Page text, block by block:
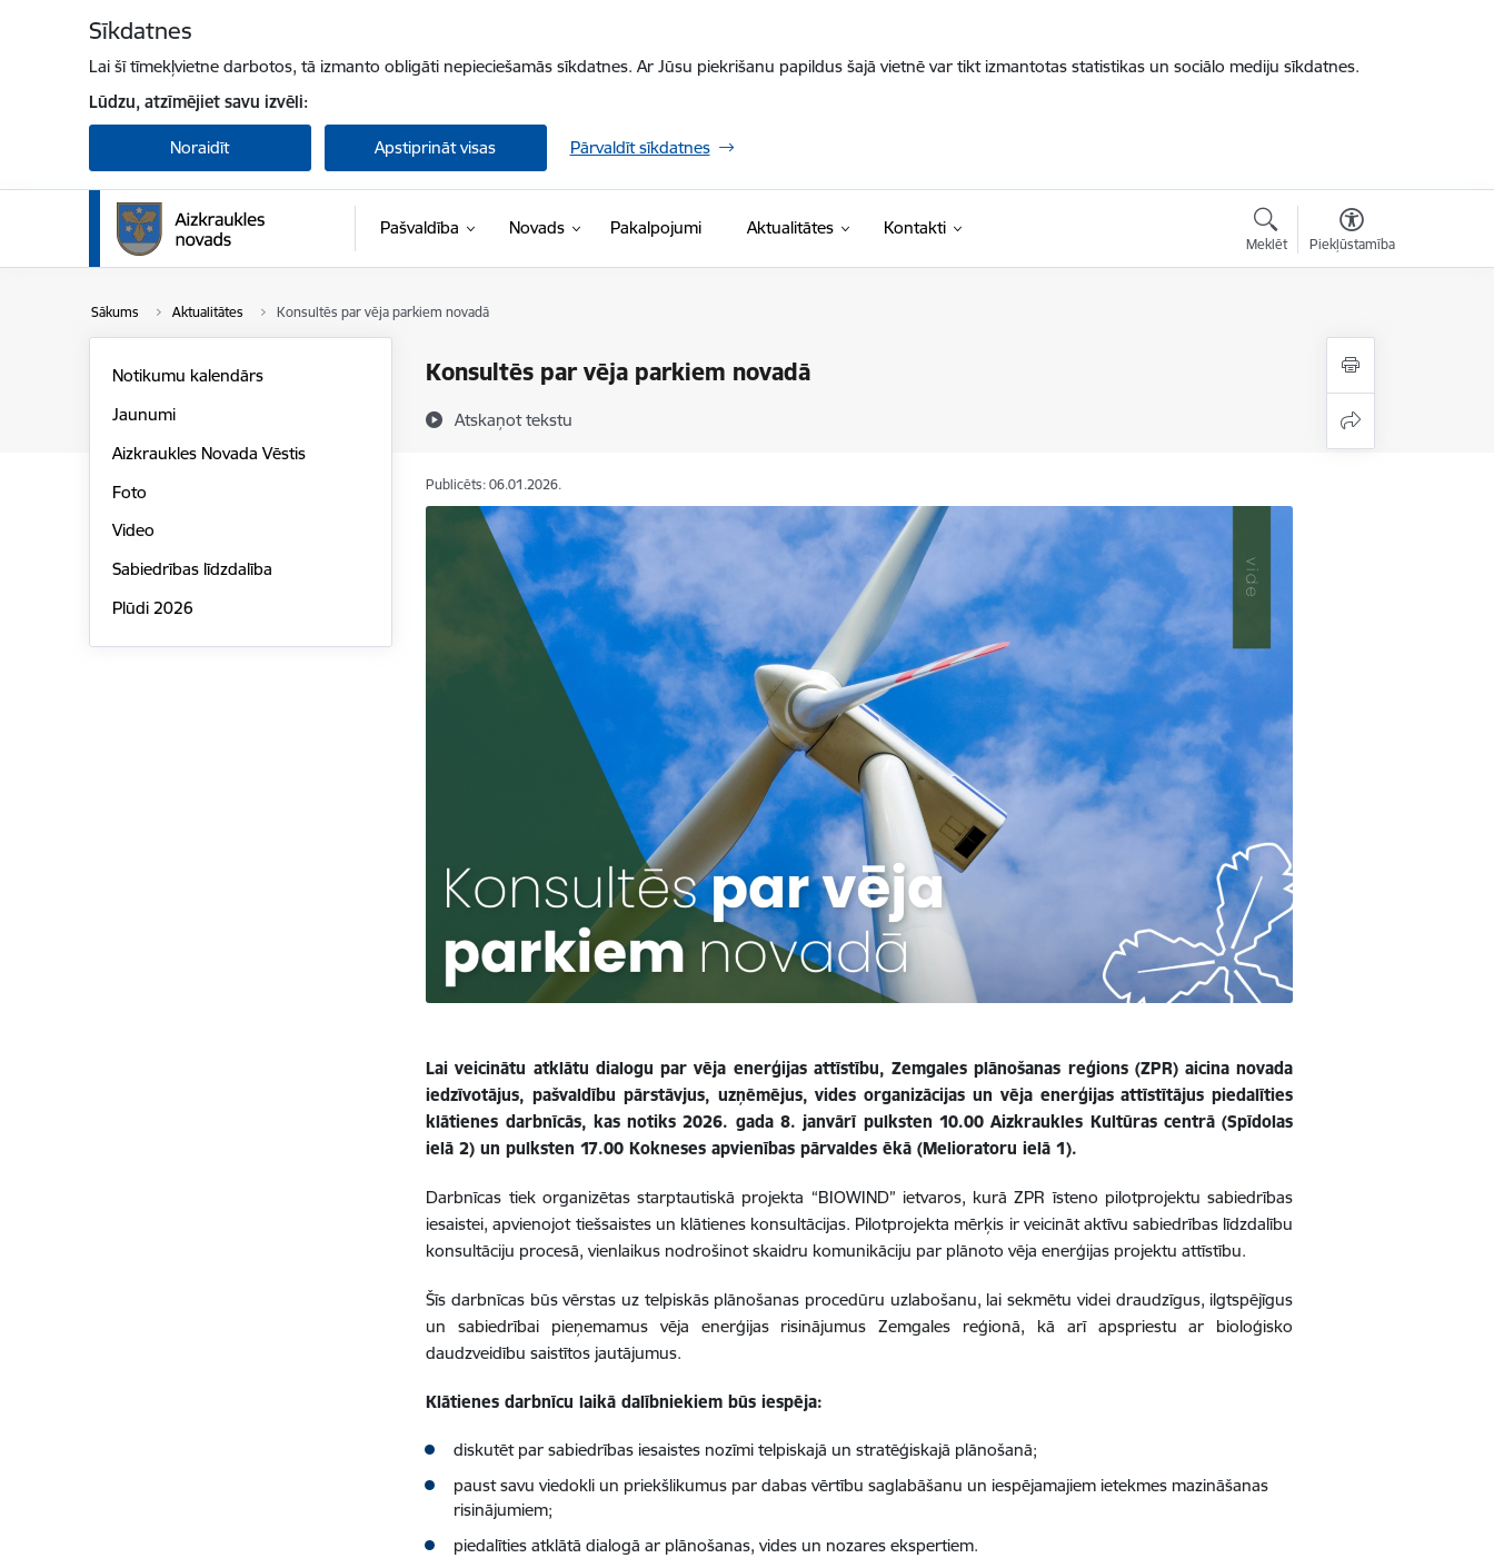
Sīkdatnes
Lai šī tīmekļvietne darbotos, tā izmanto obligāti nepieciešamās sīkdatnes. Ar Jūsu piekrišanu papildus šajā vietnē var tikt izmantotas statistikas un sociālo mediju sīkdatnes.
Lūdzu, atzīmējiet savu izvēli:
Noraidīt Apstiprināt visas Pārvaldīt sīkdatnes
Pašvaldība Novads Pakalpojumi Aktualitātes Kontakti
Meklēt Piekļūstamība
Sākums Aktualitātes Konsultēs par vēja parkiem novadā
Konsultēs par vēja parkiem novadā
Atskaņot tekstu
Notikumu kalendārs
Jaunumi
Aizkraukles Novada Vēstis
Foto
Video
Sabiedrības līdzdalība
Plūdi 2026
Publicēts: 06.01.2026.
Lai veicinātu atklātu dialogu par vēja enerģijas attīstību, Zemgales plānošanas reģions (ZPR) aicina novada
iedzīvotājus, pašvaldību pārstāvjus, uzņēmējus, vides organizācijas un vēja enerģijas attīstītājus piedalīties
klātienes darbnīcās, kas notiks 2026. gada 8. janvārī pulksten 10.00 Aizkraukles Kultūras centrā (Spīdolas
ielā 2) un pulksten 17.00 Kokneses apvienības pārvaldes ēkā (Melioratoru ielā 1).
Darbnīcas tiek organizētas starptautiskā projekta “BIOWIND” ietvaros, kurā ZPR īsteno pilotprojektu sabiedrības
iesaistei, apvienojot tiešsaistes un klātienes konsultācijas. Pilotprojekta mērķis ir veicināt aktīvu sabiedrības līdzdalību
konsultāciju procesā, vienlaikus nodrošinot skaidru komunikāciju par plānoto vēja enerģijas projektu attīstību.
Šīs darbnīcas būs vērstas uz telpiskās plānošanas procedūru uzlabošanu, lai sekmētu videi draudzīgus, ilgtspējīgus
un sabiedrībai pieņemamus vēja enerģijas risinājumus Zemgales reģionā, kā arī apspriestu ar bioloģisko
daudzveidību saistītos jautājumus.
Klātienes darbnīcu laikā dalībniekiem būs iespēja:
diskutēt par sabiedrības iesaistes nozīmi telpiskajā un stratēģiskajā plānošanā;
paust savu viedokli un priekšlikumus par dabas vērtību saglabāšanu un iespējamajiem ietekmes mazināšanas
risinājumiem;
piedalīties atklātā dialogā ar plānošanas, vides un nozares ekspertiem.